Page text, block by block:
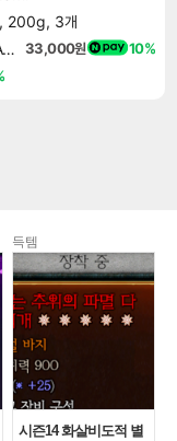
, 200g, 3개
드래곤소드 어웨이크닝 DragonSword Awakening 33,000원 10%
득템
시즌14 화살비도적 별